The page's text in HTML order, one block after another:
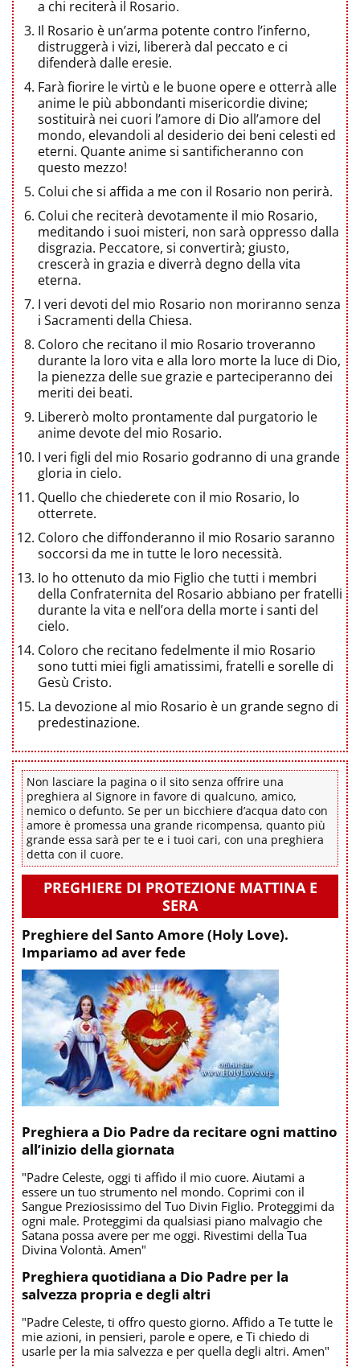
a chi reciterà il Rosario.
Il Rosario è un’arma potente contro l’inferno,
distruggerà i vizi, libererà dal peccato e ci
difenderà dalle eresie.
Farà fiorire le virtù e le buone opere e otterrà alle
anime le più abbondanti misericordie divine;
sostituirà nei cuori l’amore di Dio all’amore del
mondo, elevandoli al desiderio dei beni celesti ed
eterni. Quante anime si santificheranno con
questo mezzo!
Colui che si affida a me con il Rosario non perirà.
Colui che reciterà devotamente il mio Rosario,
meditando i suoi misteri, non sarà oppresso dalla
disgrazia. Peccatore, si convertirà; giusto,
crescerà in grazia e diverrà degno della vita
eterna.
I veri devoti del mio Rosario non moriranno senza
i Sacramenti della Chiesa.
Coloro che recitano il mio Rosario troveranno
durante la loro vita e alla loro morte la luce di Dio,
la pienezza delle sue grazie e parteciperanno dei
meriti dei beati.
Libererò molto prontamente dal purgatorio le
anime devote del mio Rosario.
I veri figli del mio Rosario godranno di una grande
gloria in cielo.
Quello che chiederete con il mio Rosario, lo
otterrete.
Coloro che diffonderanno il mio Rosario saranno
soccorsi da me in tutte le loro necessità.
Io ho ottenuto da mio Figlio che tutti i membri
della Confraternita del Rosario abbiano per fratelli
durante la vita e nell’ora della morte i santi del
cielo.
Coloro che recitano fedelmente il mio Rosario
sono tutti miei figli amatissimi, fratelli e sorelle di
Gesù Cristo.
La devozione al mio Rosario è un grande segno di
predestinazione.
Non lasciare la pagina o il sito senza offrire una
preghiera al Signore in favore di qualcuno, amico,
nemico o defunto. Se per un bicchiere d’acqua dato con
amore è promessa una grande ricompensa, quanto più
grande essa sarà per te e i tuoi cari, con una preghiera
detta con il cuore.
PREGHIERE DI PROTEZIONE MATTINA E
SERA
Preghiere del Santo Amore (Holy Love).
Impariamo ad aver fede
Preghiera a Dio Padre da recitare ogni mattino
all’inizio della giornata
"Padre Celeste, oggi ti affido il mio cuore. Aiutami a
essere un tuo strumento nel mondo. Coprimi con il
Sangue Preziosissimo del Tuo Divin Figlio. Proteggimi da
ogni male. Proteggimi da qualsiasi piano malvagio che
Satana possa avere per me oggi. Rivestimi della Tua
Divina Volontà. Amen"
Preghiera quotidiana a Dio Padre per la
salvezza propria e degli altri
"Padre Celeste, ti offro questo giorno. Affido a Te tutte le
mie azioni, in pensieri, parole e opere, e Ti chiedo di
usarle per la mia salvezza e per quella degli altri. Amen"